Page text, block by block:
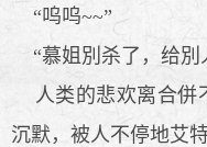
“呜呜~~”
“慕姐別杀了，给別
人类的悲欢离合併
沉默，被人不停地艾